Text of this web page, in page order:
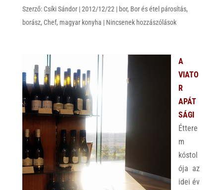
Szerző: Csíki Sándor|2012/12/22 | bor, Bor és étel párosítás,
borász, Chef, magyar konyha | Nincsenek hozzászólások
A
VIATO
R
APÁT
SÁGI
Éttere
m
kóstol
ója az
idei év